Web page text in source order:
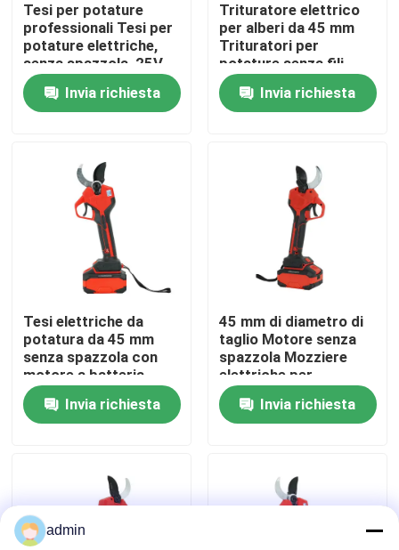
Casa.
Prodotti
Su di noi
display di fabbrica
Contattaci
Chiedi un preventivo
Motosega della benzina
Mini Chainsaw tenuto in mano
motosega elettrica
Tesi per potature
professionali Tesi per
potature elettriche,
senza spazzola, 25V
Tesi per potature
senza filiInvia richiesta
Trituratore elettrico
per alberi da 45 mm
Trituratori per
potature senza fili
Motore senza
spazzole per uso in
giardino
Invia richiesta
Tesi elettriche da
potatura da 45 mm
senza spazzola con
motore a batteria
Invia richiesta
45 mm di diametro di
taglio Motore senza
spazzola Mozziere
elettriche per
potatura con disegno
leggero da 1,3 kg
Invia richiesta
admin